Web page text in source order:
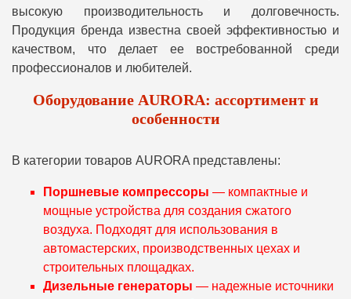
высокую производительность и долговечность.
Продукция бренда известна своей эффективностью и
качеством, что делает ее востребованной среди
профессионалов и любителей.
Оборудование AURORA: ассортимент и
особенности
В категории товаров AURORA представлены:
Поршневые компрессоры — компактные и
мощные устройства для создания сжатого
воздуха. Подходят для использования в
автомастерских, производственных цехах и
строительных площадках.
Дизельные генераторы — надежные источники